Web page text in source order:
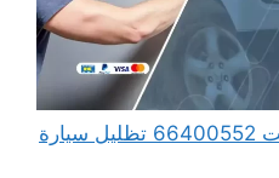
تظليل سيارات متنقل الكويت 66400552 تظليل سيارة